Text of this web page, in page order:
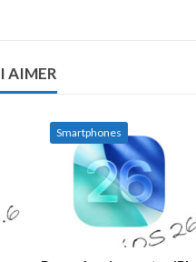
AIMER
Smartphones